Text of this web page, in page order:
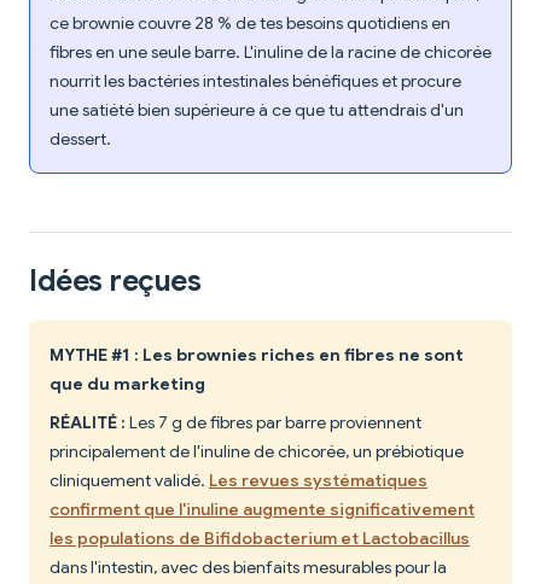
ce brownie couvre 28 % de tes besoins quotidiens en
fibres en une seule barre. L'inuline de la racine de chicorée
nourrit les bactéries intestinales bénéfiques et procure
une satiété bien supérieure à ce que tu attendrais d'un
dessert.
Idées reçues
MYTHE #1 : Les brownies riches en fibres ne sont
que du marketing
RÉALITÉ : Les 7 g de fibres par barre proviennent
principalement de l'inuline de chicorée, un prébiotique
cliniquement validé. Les revues systématiques
confirment que l'inuline augmente significativement
les populations de Bifidobacterium et Lactobacillus
dans l'intestin, avec des bienfaits mesurables pour la